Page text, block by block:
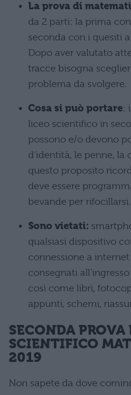
La prova di
da 2 parti: la prima
seconda con i quesiti
Dopo aver valutato
tracce bisogna
problema da svolgere.
Cosa si può portare:
liceo scientifico in
possono e/o devono
d’identità, le penne, la
questo proposito
deve essere
bevande per rifocillarsi.
Sono vietati:
qualsiasi dispositivo
connessione a
consegnati
così come libri,
appunti, schemi,
SECONDA PROVA
SCIENTIFICO
2019
Non sapete da dove